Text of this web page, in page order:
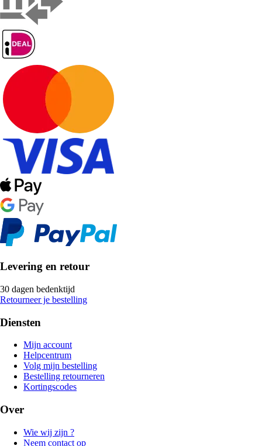
Levering en retour
30 dagen bedenktijd
Retourneer je bestelling
Diensten
Mijn account
Helpcentrum
Volg mijn bestelling
Bestelling retourneren
Kortingscodes
Over
Wie wij zijn ?
Neem contact op